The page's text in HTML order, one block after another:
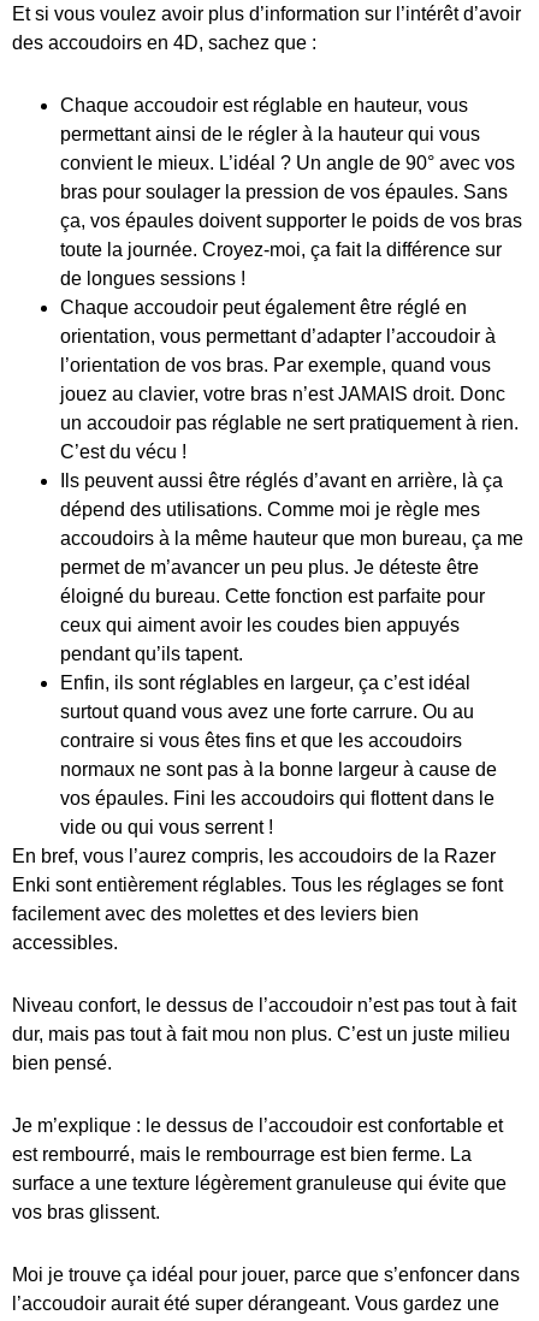
Et si vous voulez avoir plus d’information sur l’intérêt d’avoir
des accoudoirs en 4D, sachez que :
Chaque accoudoir est réglable en hauteur, vous
permettant ainsi de le régler à la hauteur qui vous
convient le mieux. L’idéal ? Un angle de 90° avec vos
bras pour soulager la pression de vos épaules. Sans
ça, vos épaules doivent supporter le poids de vos bras
toute la journée. Croyez-moi, ça fait la différence sur
de longues sessions !
Chaque accoudoir peut également être réglé en
orientation, vous permettant d’adapter l’accoudoir à
l’orientation de vos bras. Par exemple, quand vous
jouez au clavier, votre bras n’est JAMAIS droit. Donc
un accoudoir pas réglable ne sert pratiquement à rien.
C’est du vécu !
Ils peuvent aussi être réglés d’avant en arrière, là ça
dépend des utilisations. Comme moi je règle mes
accoudoirs à la même hauteur que mon bureau, ça me
permet de m’avancer un peu plus. Je déteste être
éloigné du bureau. Cette fonction est parfaite pour
ceux qui aiment avoir les coudes bien appuyés
pendant qu’ils tapent.
Enfin, ils sont réglables en largeur, ça c’est idéal
surtout quand vous avez une forte carrure. Ou au
contraire si vous êtes fins et que les accoudoirs
normaux ne sont pas à la bonne largeur à cause de
vos épaules. Fini les accoudoirs qui flottent dans le
vide ou qui vous serrent !
En bref, vous l’aurez compris, les accoudoirs de la Razer
Enki sont entièrement réglables. Tous les réglages se font
facilement avec des molettes et des leviers bien
accessibles.
Niveau confort, le dessus de l’accoudoir n’est pas tout à fait
dur, mais pas tout à fait mou non plus. C’est un juste milieu
bien pensé.
Je m’explique : le dessus de l’accoudoir est confortable et
est rembourré, mais le rembourrage est bien ferme. La
surface a une texture légèrement granuleuse qui évite que
vos bras glissent.
Moi je trouve ça idéal pour jouer, parce que s’enfoncer dans
l’accoudoir aurait été super dérangeant. Vous gardez une